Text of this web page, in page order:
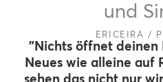
und
ERICEIRA /
"Nichts öffnet deinen
Neues wie alleine auf